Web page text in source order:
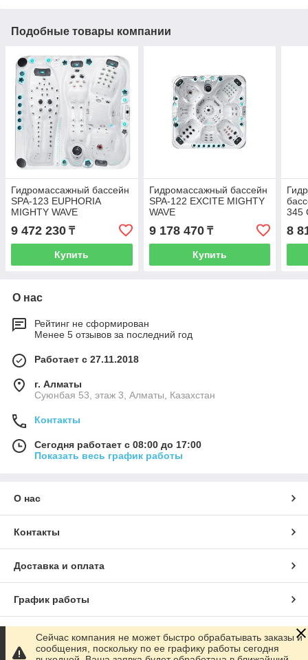
Подобные товары компании
Гидромассажный бассейн
SPA-123 EUPHORIA
MIGHTY WAVE
9 472 230 ₸
Купить
Гидромассажный бассейн
SPA-122 EXCITE MIGHTY
WAVE
9 178 470₸
Купить
345
8
О нас
Рейтинг не сформирован
Менее 5 отзывов за последний год
Работает с 27.11.2018
г. Алматы
Суюнбая 53, этаж 3, Алматы, Казахстан
Контакты
Сегодня работает с 08:00 до 17:00
Показать весь график работы
О нас
Контакты
Доставка и оплата
График работы
Полная версия сайта
Сейчас компания не может быстро обрабатывать заказы и
сообщения, поскольку по ее графику работы сегодня